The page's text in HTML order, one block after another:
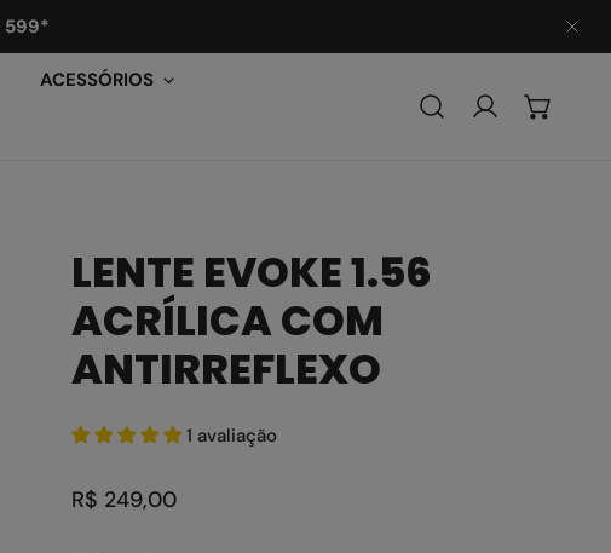
599*
ACESSÓRIOS
Conecte-se
LENTE EVOKE 1.56
ACRÍLICA COM
ANTIRREFLEXO
1 avaliação
Preço
R$ 249,00